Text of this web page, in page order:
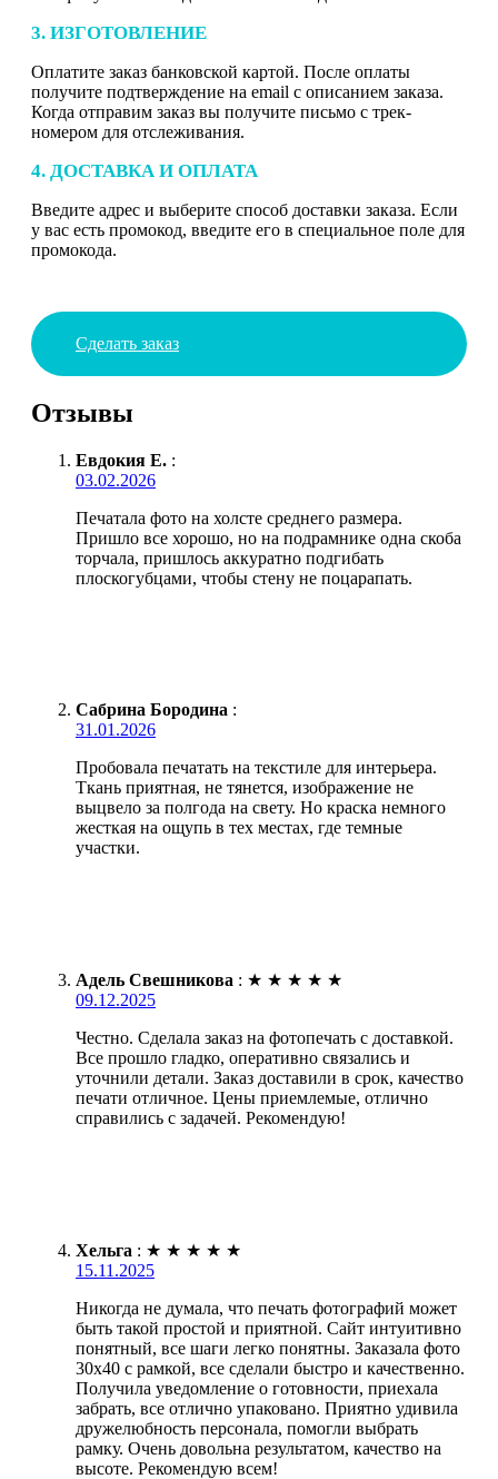
3. ИЗГОТОВЛЕНИЕ
Оплатите заказ банковской картой. После оплаты
получите подтверждение на email с описанием заказа.
Когда отправим заказ вы получите письмо с трек-
номером для отслеживания.
4. ДОСТАВКА И ОПЛАТА
Введите адрес и выберите способ доставки заказа. Если
у вас есть промокод, введите его в специальное поле для
промокода.
Сделать заказ
Отзывы
Евдокия Е. :
03.02.2026
Печатала фото на холсте среднего размера.
Пришло все хорошо, но на подрамнике одна скоба
торчала, пришлось аккуратно подгибать
плоскогубцами, чтобы стену не поцарапать.
Сабрина Бородина :
31.01.2026
Пробовала печатать на текстиле для интерьера.
Ткань приятная, не тянется, изображение не
выцвело за полгода на свету. Но краска немного
жесткая на ощупь в тех местах, где темные
участки.
Адель Свешникова : ★ ★ ★ ★ ★
09.12.2025
Честно. Сделала заказ на фотопечать с доставкой.
Все прошло гладко, оперативно связались и
уточнили детали. Заказ доставили в срок, качество
печати отличное. Цены приемлемые, отлично
справились с задачей. Рекомендую!
Хельга : ★ ★ ★ ★ ★
15.11.2025
Никогда не думала, что печать фотографий может
быть такой простой и приятной. Сайт интуитивно
понятный, все шаги легко понятны. Заказала фото
30х40 с рамкой, все сделали быстро и качественно.
Получила уведомление о готовности, приехала
забрать, все отлично упаковано. Приятно удивила
дружелюбность персонала, помогли выбрать
рамку. Очень довольна результатом, качество на
высоте. Рекомендую всем!